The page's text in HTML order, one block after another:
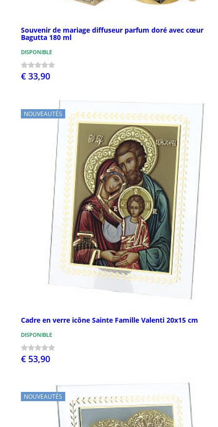
Souvenir de mariage diffuseur parfum doré avec cœur
Bagutta 180 ml
DISPONIBLE
€ 33,90
NOUVEAUTÉS
Cadre en verre icône Sainte Famille Valenti 20x15 cm
DISPONIBLE
€ 53,90
NOUVEAUTÉS